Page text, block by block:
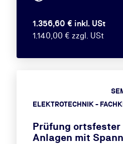
1.356,60 € inkl. USt
1.140,00 € zzgl. USt
ELEKTROTECHNIK -
Prüfung
Anlagen mit